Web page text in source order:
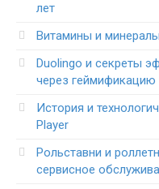
лет
Витамины и
Duolingo и секреты
через геймификацию
История и
Player
Рольставни и
сервисное